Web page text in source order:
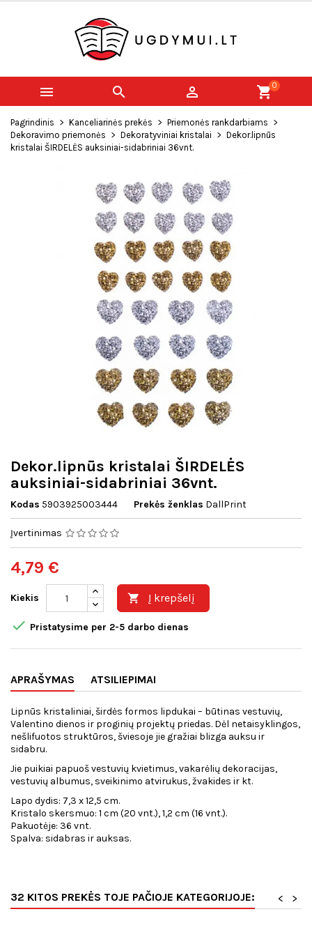
   shopping_cart0
Pagrindinis Kanceliarinės prekės
Priemonės rankdarbiams
Dekoravimo priemonės
Dekoratyviniai kristalai
Dekor.lipnūs
kristalai ŠIRDELĖS auksiniai-sidabriniai 36vnt.
Dekor.lipnūs kristalai ŠIRDELĖS
auksiniai-sidabriniai 36vnt.
Kodas 5903925003444 Prekės ženklas DallPrint
Įvertinimas
4,79 €
Kiekis  Į krepšelį
 Pristatysime per 2-5 darbo dienas
APRAŠYMAS ATSILIEPIMAI
Lipnūs kristaliniai, širdės formos lipdukai – būtinas vestuvių,
Valentino dienos ir proginių projektų priedas. Dėl netaisyklingos,
nešlifuotos struktūros, šviesoje jie gražiai blizga auksu ir
sidabru.
Jie puikiai papuoš vestuvių kvietimus, vakarėlių dekoracijas,
vestuvių albumus, sveikinimo atvirukus, žvakides ir kt.
Lapo dydis: 7,3 x 12,5 cm.
Kristalo skersmuo: 1 cm (20 vnt.), 1,2 cm (16 vnt.).
Pakuotėje: 36 vnt.
Spalva: sidabras ir auksas.
32 KITOS PREKĖS TOJE PAČIOJE KATEGORIJOJE: >
<